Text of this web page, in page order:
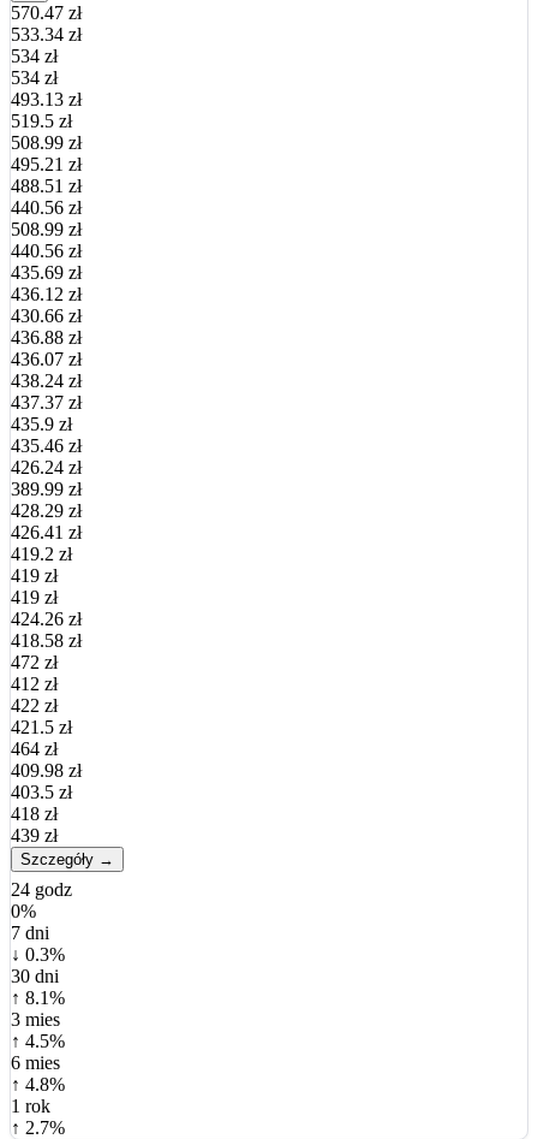
570.47 zł
533.34 zł
534 zł
534 zł
493.13 zł
519.5 zł
508.99 zł
495.21 zł
488.51 zł
440.56 zł
508.99 zł
440.56 zł
435.69 zł
436.12 zł
430.66 zł
436.88 zł
436.07 zł
438.24 zł
437.37 zł
435.9 zł
435.46 zł
426.24 zł
389.99 zł
428.29 zł
426.41 zł
419.2 zł
419 zł
419 zł
424.26 zł
418.58 zł
472 zł
412 zł
422 zł
421.5 zł
464 zł
409.98 zł
403.5 zł
418 zł
439 zł
Szczegóły →
24 godz
0%
7 dni
↓ 0.3%
30 dni
↑ 8.1%
3 mies
↑ 4.5%
6 mies
↑ 4.8%
1 rok
↑ 2.7%